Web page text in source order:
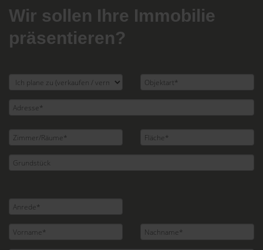
Wir sollen Ihre Immobilie
präsentieren?